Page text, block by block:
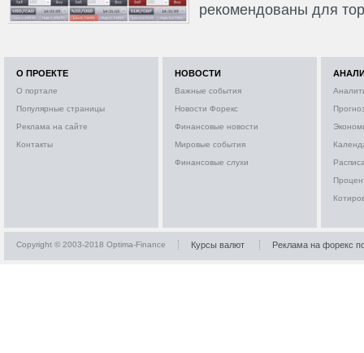
рекомендованы для
О ПРОЕКТЕ
О портале
Популярные страницы
Реклама на сайте
Контакты
НОВОСТИ
Важные события
Новости Форекс
Финансовые новости
Мировые события
Финансовые слухи
Copyright © 2003-2018 Optima-Finance Курсы валют Реклама на форекс